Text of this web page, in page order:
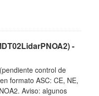
-
control de
formato ASC: CE, NE,
Aviso: algunos